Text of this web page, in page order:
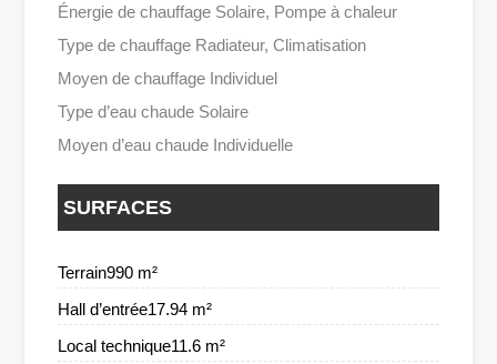
Énergie de chauffage Solaire, Pompe à chaleur
Type de chauffage Radiateur, Climatisation
Moyen de chauffage Individuel
Type d’eau chaude Solaire
Moyen d’eau chaude Individuelle
SURFACES
Terrain990 m²
Hall d’entrée17.94 m²
Local technique11.6 m²